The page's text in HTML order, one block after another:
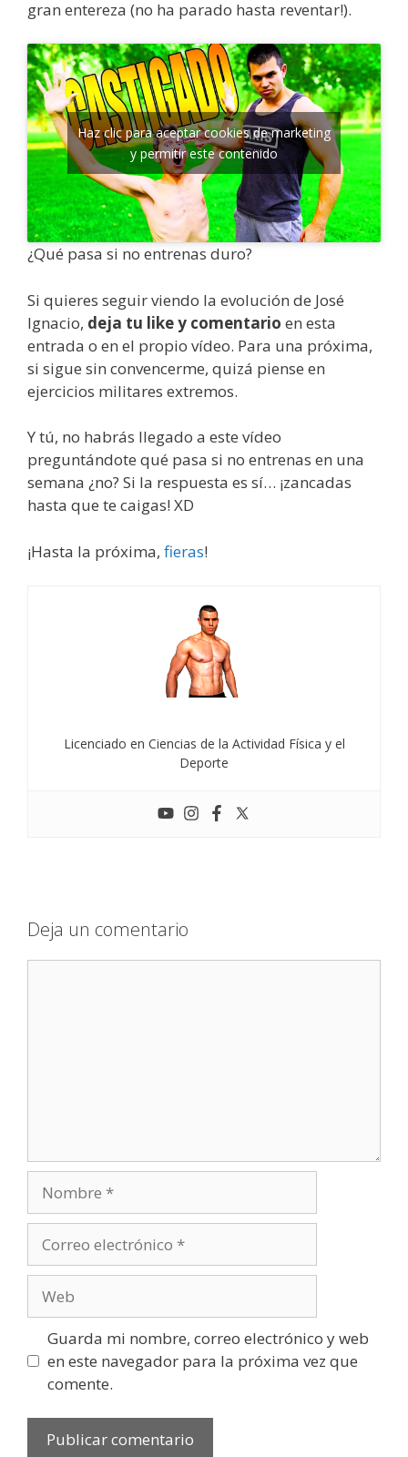
gran entereza (no ha parado hasta reventar!).
Haz clic para aceptar cookies de marketing
y permitir este contenido
¿Qué pasa si no entrenas duro?
Si quieres seguir viendo la evolución de José
Ignacio, deja tu like y comentario en esta
entrada o en el propio vídeo. Para una próxima,
si sigue sin convencerme, quizá piense en
ejercicios militares extremos.
Y tú, no habrás llegado a este vídeo
preguntándote qué pasa si no entrenas en una
semana ¿no? Si la respuesta es sí… ¡zancadas
hasta que te caigas! XD
¡Hasta la próxima, fieras!
Licenciado en Ciencias de la Actividad Física y el
Deporte
Deja un comentario
Guarda mi nombre, correo electrónico y web
en este navegador para la próxima vez que
comente.